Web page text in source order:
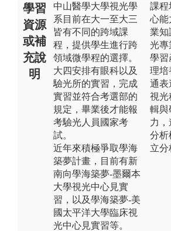
學習
資源
或補
充說
明
中山醫學大學視光學
系目前在大一至大三
皆有不同的跨域課
程，提供學生進行跨
領域微學程的選擇。
大四安排有眼科以及
驗光所的實習，完成
實習並符合考選部的
規定，畢業後才能報
考驗光人員國家考
試。
近年來積極爭取學海
築夢計畫，目前有新
南向學海築夢-墨爾本
大學視光中心見實
習，以及學海築夢-美
國太平洋大學臨床視
光中心見實習等。
課程
心能
業知
光專
學習
理培
通表
視光
輯與
力，
分析
立分